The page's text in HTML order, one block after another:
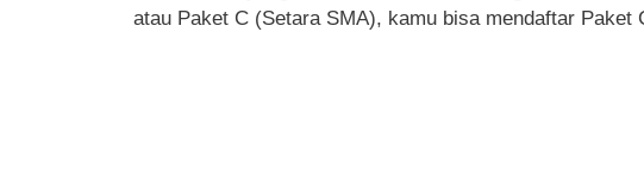
atau Paket C (Setara SMA), kamu bisa mendaftar Paket